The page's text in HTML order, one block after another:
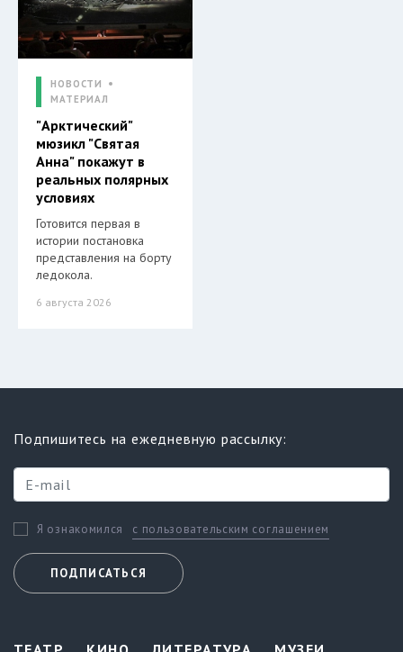
НОВОСТИ
МАТЕРИАЛ
"Арктический"
мюзикл "Святая
Анна" покажут в
реальных полярных
условиях
Готовится первая в
истории постановка
представления на борту
ледокола.
6 августа 2026
Подпишитесь на ежедневную рассылку:
Я ознакомился с пользовательским соглашением
ПОДПИСАТЬСЯ